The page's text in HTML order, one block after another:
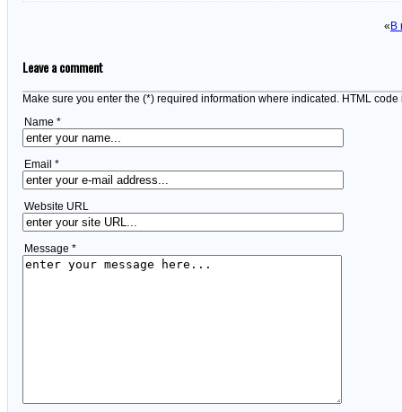
« В
Leave a comment
Make sure you enter the (*) required information where indicated. HTML
Name *
Email *
Website URL
Message *